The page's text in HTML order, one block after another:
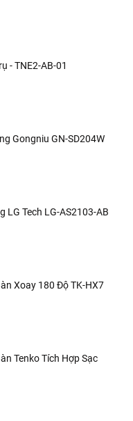
- TNE2-AB-01
Gongniu GN-SD204W
LG Tech LG-AS2103-AB
Xoay 180 Độ TK-HX7
Tenko Tích Hợp Sạc